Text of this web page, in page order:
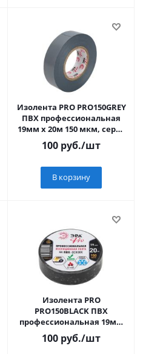
Изолента PRO PRO150GREY
ПВХ профессиональная
19мм х 20м 150 мкм, серая
ЭРА
100 руб./шт
В корзину
Изолента PRO
PRO150BLACK ПВХ
профессиональная 19мм
х 20м 150 мкм, черная ЭРА
100 руб./шт